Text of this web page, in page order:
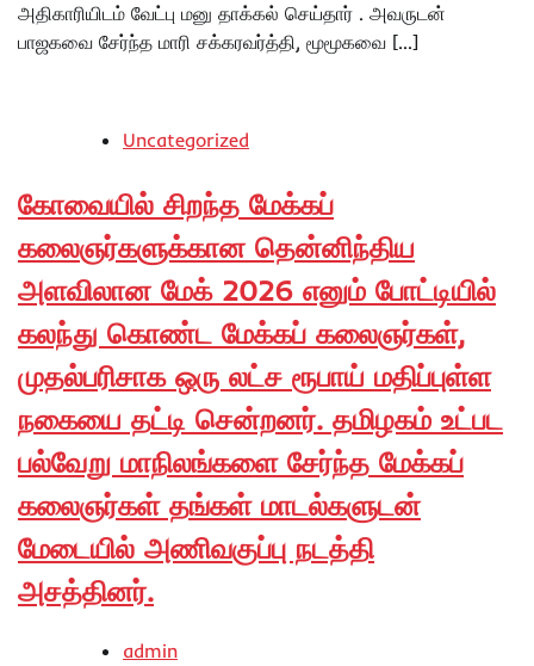
அதிகாரியிடம் வேட்பு மனு தாக்கல் செய்தார் . அவருடன்
பாஜகவை சேர்ந்த மாரி சக்கரவர்த்தி, மூமூகவை […]
Uncategorized
கோவையில் சிறந்த மேக்கப்
கலைஞர்களுக்கான தென்னிந்திய
அளவிலான மேக் 2026 எனும் போட்டியில்
கலந்து கொண்ட மேக்கப் கலைஞர்கள்,
முதல்பரிசாக ஒரு லட்ச ரூபாய் மதிப்புள்ள
நகையை தட்டி சென்றனர். தமிழகம் உட்பட
பல்வேறு மாநிலங்களை சேர்ந்த மேக்கப்
கலைஞர்கள் தங்கள் மாடல்களுடன்
மேடையில் அணிவகுப்பு நடத்தி
அசத்தினர்.
admin